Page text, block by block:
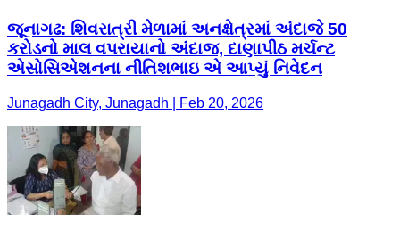
જૂનાગઢ: શિવરાત્રી મેળામાં અનક્ષેત્રમાં અંદાજે 50
કરોડનો માલ વપરાયાનો અંદાજ, દાણાપીઠ મર્ચન્ટ
એસોસિએશનના નીતિશભાઇ એ આપ્યું નિવેદન
Junagadh City, Junagadh | Feb 20, 2026